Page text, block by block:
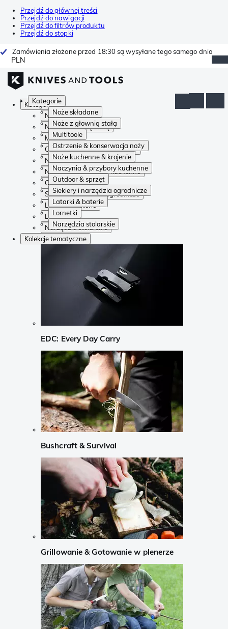
Przejdź do głównej treści
Przejdź do nawigacji
Przejdź do filtrów produktu
Przejdź do stopki
Zamówienia złożone przed 18:30 są wysyłane tego samego dnia
PLN
Kategorie
Noże składane
Noże z głownią stałą
Multitoole
Ostrzenie & konserwacja noży
Noże kuchenne & krojenie
Naczynia & przybory kuchenne
Outdoor & sprzęt
Siekiery i narzędzia ogrodnicze
Latarki & baterie
Lornetki
Narzędzia stolarskie
Kategorie
Noże składane
Noże z głownią stałą
Multitoole
Ostrzenie & konserwacja noży
Noże kuchenne & krojenie
Naczynia & przybory kuchenne
Outdoor & sprzęt
Siekiery i narzędzia ogrodnicze
Latarki & baterie
Lornetki
Narzędzia stolarskie
Kolekcje tematyczne
EDC: Every Day Carry
Bushcraft & Survival
Grillowanie & Gotowanie w plenerze